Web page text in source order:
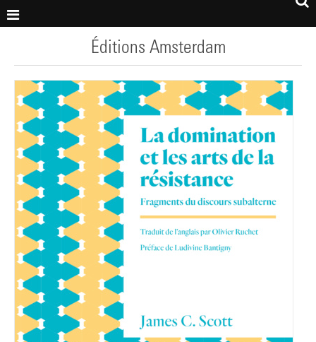
Éditions Amsterdam